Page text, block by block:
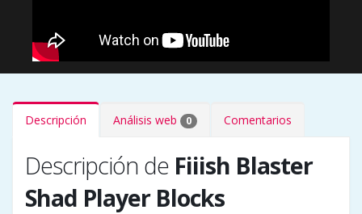
Descripción Análisis web 0 Comentarios
Descripción de Fiiish Blaster
Shad Player Blocks